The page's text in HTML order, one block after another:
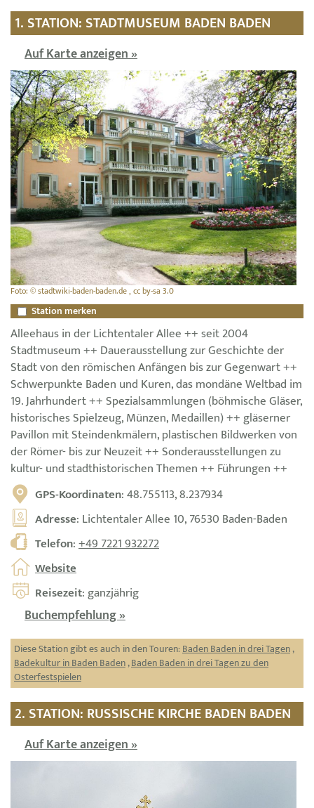
1. STATION: STADTMUSEUM BADEN BADEN
Auf Karte anzeigen »
Foto: © stadtwiki-baden-baden.de , cc by-sa 3.0
Station merken
Alleehaus in der Lichtentaler Allee ++ seit 2004
Stadtmuseum ++ Dauerausstellung zur Geschichte der
Stadt von den römischen Anfängen bis zur Gegenwart ++
Schwerpunkte Baden und Kuren, das mondäne Weltbad im
19. Jahrhundert ++ Spezialsammlungen (böhmische Gläser,
historisches Spielzeug, Münzen, Medaillen) ++ gläserner
Pavillon mit Steindenkmälern, plastischen Bildwerken von
der Römer- bis zur Neuzeit ++ Sonderausstellungen zu
kultur- und stadthistorischen Themen ++ Führungen ++
GPS-Koordinaten: 48.755113, 8.237934
Adresse: Lichtentaler Allee 10, 76530 Baden-Baden
Telefon:+49 7221 932272
Website
Reisezeit: ganzjährig
Buchempfehlung »
Diese Station gibt es auch in den Touren:Baden Baden in drei Tagen,
Badekultur in Baden Baden,Baden Baden in drei Tagen zu den
Osterfestspielen
2. STATION: RUSSISCHE KIRCHE BADEN BADEN
Auf Karte anzeigen »